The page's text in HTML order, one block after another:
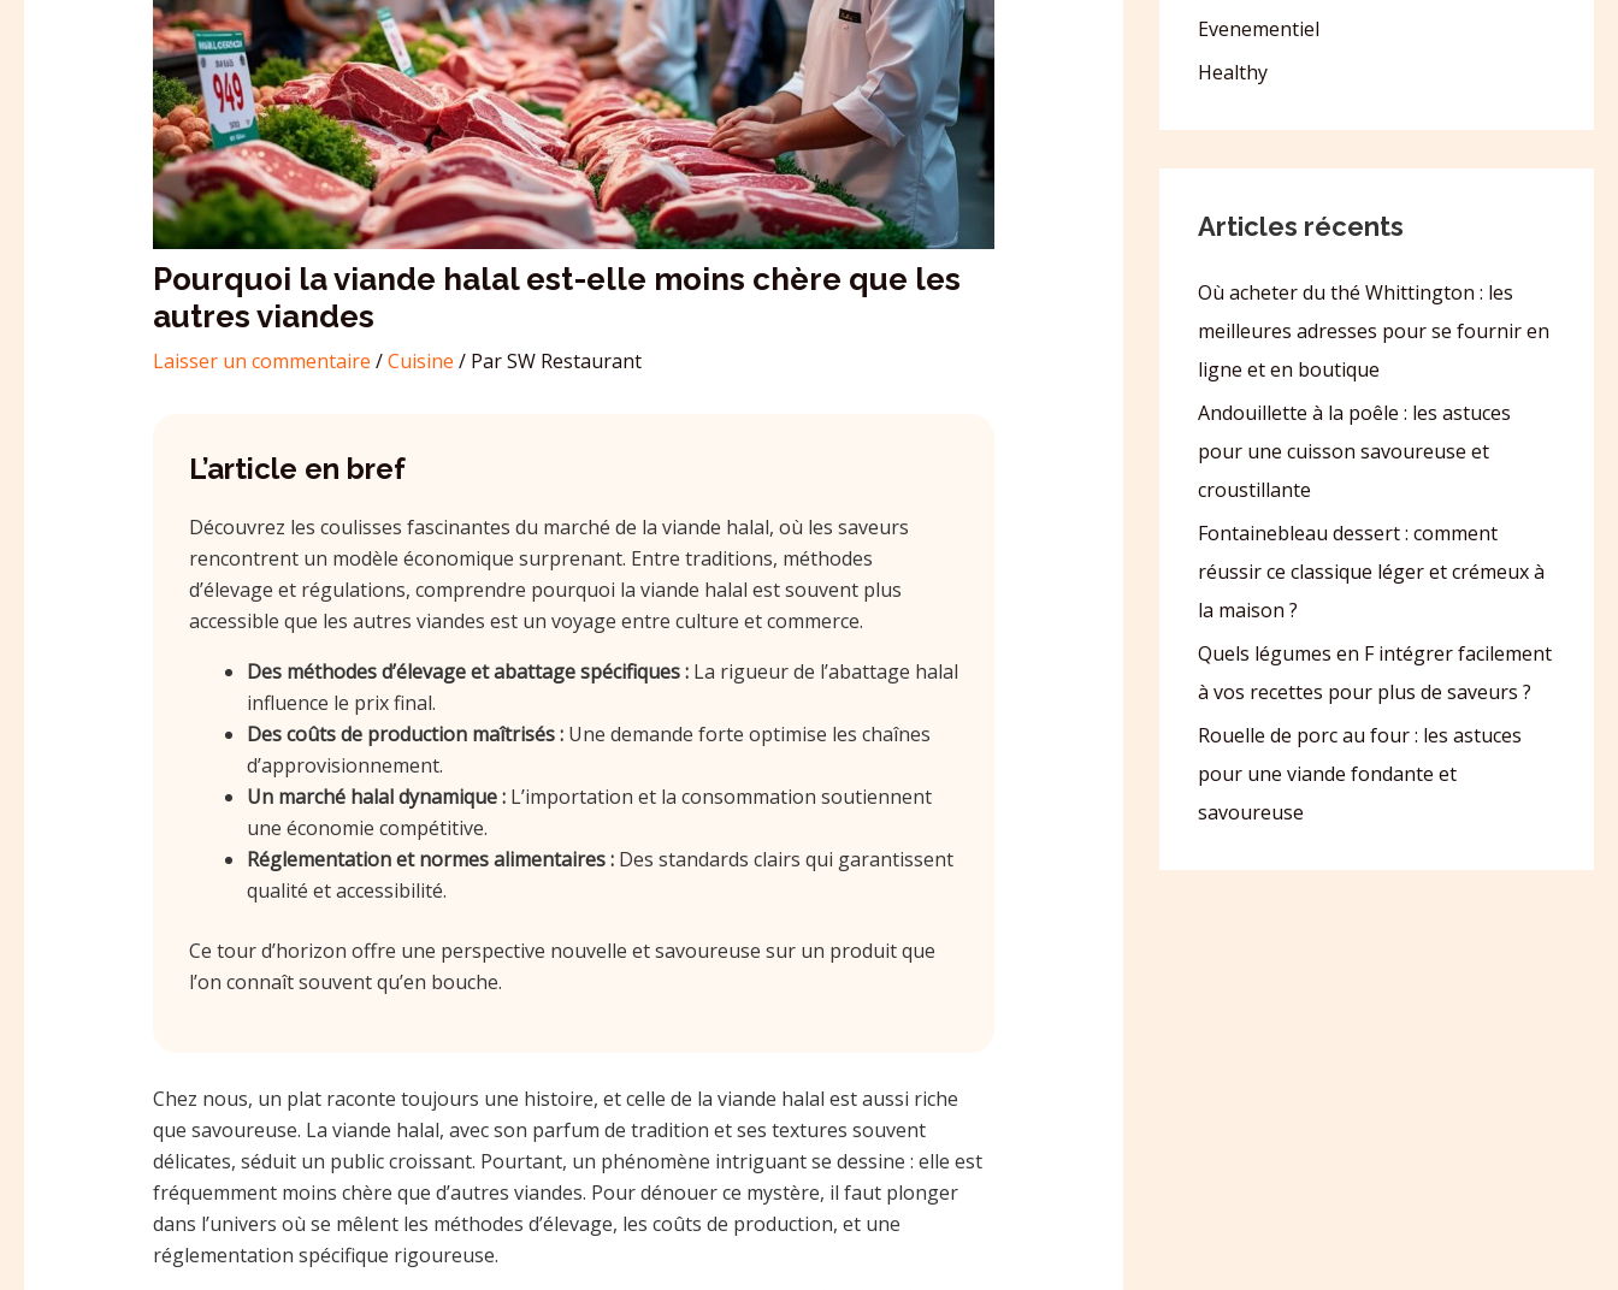
Pourquoi la viande halal est-elle moins chère que les
autres viandes
Laisser un commentaire /Cuisine / ParSW Restaurant
L’article en bref
Découvrez les coulisses fascinantes du marché de la viande halal, où les saveurs
rencontrent un modèle économique surprenant. Entre traditions, méthodes
d’élevage et régulations, comprendre pourquoi la viande halal est souvent plus
accessible que les autres viandes est un voyage entre culture et commerce.
Des méthodes d’élevage et abattage spécifiques :La rigueur de l’abattage halal
influence le prix final.
Des coûts de production maîtrisés :Une demande forte optimise les chaînes
d’approvisionnement.
Un marché halal dynamique :L’importation et la consommation soutiennent
une économie compétitive.
Réglementation et normes alimentaires :Des standards clairs qui garantissent
qualité et accessibilité.
Ce tour d’horizon offre une perspective nouvelle et savoureuse sur un produit que
l’on connaît souvent qu’en bouche.
Chez nous, un plat raconte toujours une histoire, et celle de la viande halal est aussi riche
que savoureuse. La viande halal, avec son parfum de tradition et ses textures souvent
délicates, séduit un public croissant. Pourtant, un phénomène intriguant se dessine : elle est
fréquemment moins chère que d’autres viandes. Pour dénouer ce mystère, il faut plonger
dans l’univers où se mêlent les méthodes d’élevage, les coûts de production, et une
réglementation spécifique rigoureuse.
Evenementiel
Healthy
Articles récents
Où acheter du thé Whittington : les
meilleures adresses pour se fournir en
ligne et en boutique
Andouillette à la poêle : les astuces
pour une cuisson savoureuse et
croustillante
Fontainebleau dessert : comment
réussir ce classique léger et crémeux à
la maison ?
Quels légumes en F intégrer facilement
à vos recettes pour plus de saveurs ?
Rouelle de porc au four : les astuces
pour une viande fondante et
savoureuse